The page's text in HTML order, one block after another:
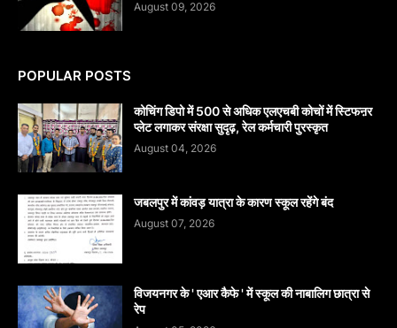
August 09, 2026
POPULAR POSTS
कोचिंग डिपो में 500 से अधिक एलएचबी कोचों में स्टिफऩर
प्लेट लगाकर संरक्षा सुदृढ़, रेल कर्मचारी पुरस्कृत
August 04, 2026
जबलपुर में कांवड़ यात्रा के कारण स्कूल रहेंगे बंद
August 07, 2026
विजयनगर के ' एआर कैफे ' में स्कूल की नाबालिग छात्रा से
रेप